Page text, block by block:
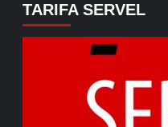
TARIFA SERVEL